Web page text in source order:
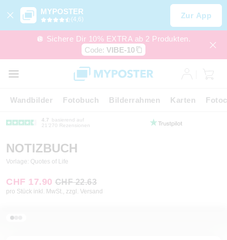
MYPOSTER
(4,6) Zur App
🪩 Sichere Dir 10% EXTRA ab 2 Produkten.
Code: VIBE-10
Wandbilder Fotobuch Bilderrahmen Karten
4.7
basierend auf
21’270 Rezensionen
NOTIZBUCH
Vorlage: Quotes of Life
CHF 17.90 CHF 22.63
pro Stück inkl. MwSt., zzgl. Versand